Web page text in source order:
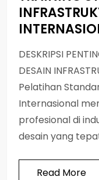
DESKRIPSI
DESAIN
Pelatihan
Internasional
profesional di
desain yang
Read More